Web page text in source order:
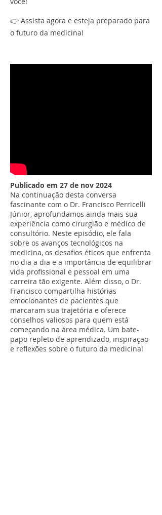
👉 Assista agora e esteja preparado para
o futuro da medicina!
Publicado em 27 de nov 2024
Na continuação desta conversa
fascinante com o Dr. Francisco Perricelli
Júnior, aprofundamos ainda mais sua
experiência como cirurgião e médico de
consultório. Neste episódio, ele fala
sobre os avanços tecnológicos na
medicina, os desafios éticos que enfrenta
no dia a dia e a importância de equilibrar
vida profissional e pessoal em uma
carreira tão exigente. Além disso, o Dr.
Francisco compartilha histórias
emocionantes de pacientes que
marcaram sua trajetória e oferece
conselhos valiosos para quem está
começando na área médica. Um bate-
papo repleto de aprendizado, inspiração
e reflexões sobre o futuro da medicina!